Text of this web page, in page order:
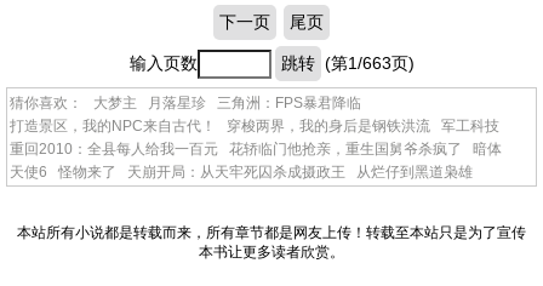
下一页 尾页
输入页数 跳转 (第1/663页)
猜你喜欢： 大梦主 月落星珍
三角洲：FPS暴君降临
打造景区，我的NPC来自古代！
穿梭两界，我的身后是钢铁洪流
军工科技
重回2010：全县每人给我一百元
花轿临门他抢亲，重生国舅爷杀疯了
暗体
天使6
怪物来了 天崩开局：从天牢死囚杀成摄政王 从烂仔到黑道枭雄
本站所有小说都是转载而来，所有章节都是网友上传！转载至本站只是为了宣传
本书让更多读者欣赏。